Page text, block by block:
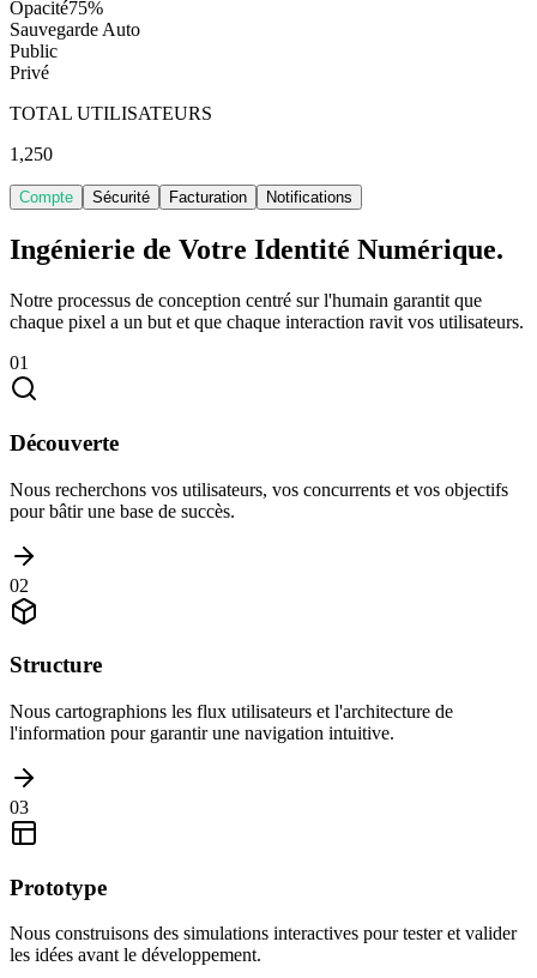
Opacité75%
Sauvegarde Auto
Public
Privé
TOTAL UTILISATEURS
1,250
Compte Sécurité Facturation Notifications
Ingénierie de Votre Identité Numérique.
Notre processus de conception centré sur l'humain garantit que
chaque pixel a un but et que chaque interaction ravit vos utilisateurs.
01
Découverte
Nous recherchons vos utilisateurs, vos concurrents et vos objectifs
pour bâtir une base de succès.
02
Structure
Nous cartographions les flux utilisateurs et l'architecture de
l'information pour garantir une navigation intuitive.
03
Prototype
Nous construisons des simulations interactives pour tester et valider
les idées avant le développement.